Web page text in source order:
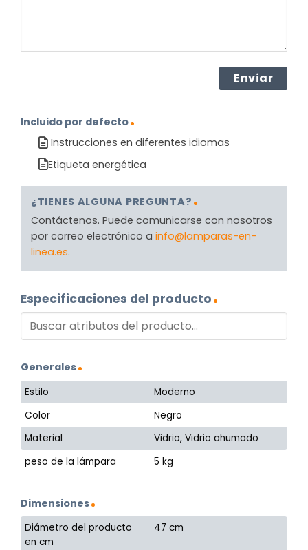
Incluido por defecto
Instrucciones en diferentes idiomas
Etiqueta energética
¿TIENES ALGUNA PREGUNTA?
Contáctenos. Puede comunicarse con nosotros
por correo electrónico a info@lamparas-en-
linea.es.
Especificaciones del producto
Generales
Estilo
Moderno
Color
Negro
Material
Vidrio, Vidrio ahumado
peso de la lámpara
5 kg
Dimensiones
Diámetro del producto
en cm
47 cm